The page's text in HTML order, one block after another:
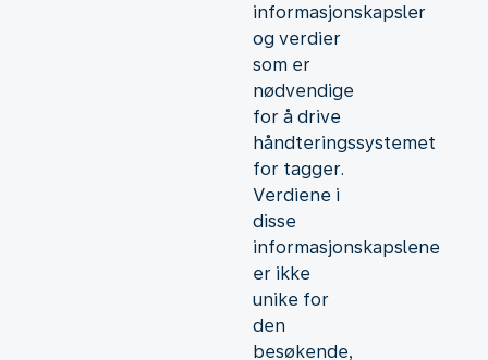
informasjonskapsler
og verdier
som er
nødvendige
for å drive
håndteringssystemet
for tagger.
Verdiene i
disse
informasjonskapslene
er ikke
unike for
den
besøkende,